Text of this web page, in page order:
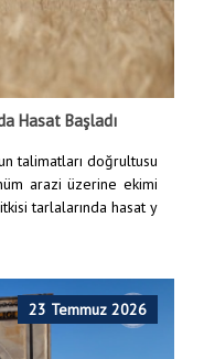
Hasat Başladı
talimatları doğrultusu
arazi üzerine ekimi
tarlalarında hasat y
23 Temmuz 2026